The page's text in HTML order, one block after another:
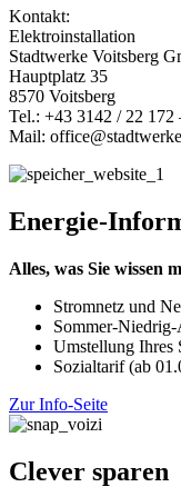
Kontakt:
Elektroinstallation
Stadtwerke Voitsberg
Hauptplatz 35
8570 Voitsberg
Tel.: +43 3142 / 22 172
Mail:
Energie-
Alles, was Sie wissen
Stromnetz und
Sommer-
Umstellung Ihres
Sozialtarif (ab
Zur Info-Seite
Clever sparen